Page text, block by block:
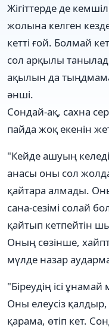
Жігіттерде де
жолына келген
кетті ғой. Болмай
сол арқылы
ақылын да
әнші.
Сондай-ақ, сахна
пайда жоқ екенін
"Кейде ашуың
анасы оны сол
қайтара алмады.
сана-сезімі солай
қайтып кетпейтін
Оның сөзінше,
мүлде назар
"Біреудің ісі
Оны елеусіз
қарама, өтіп кет.